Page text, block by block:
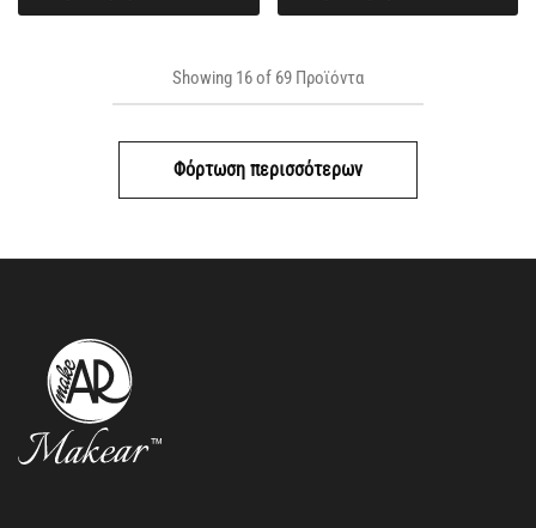
Showing 16of 69 Προϊόντα
Φόρτωση περισσότερων